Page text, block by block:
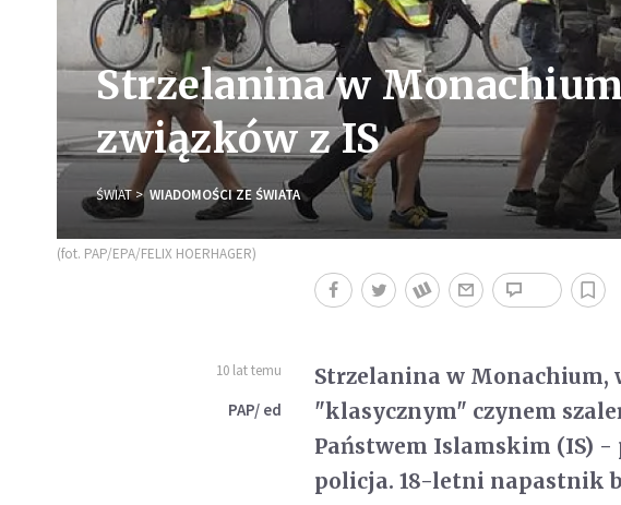
Strzelanina w
związków z IS
ŚWIAT WIADOMOŚCI ZE ŚWIATA
(fot. PAP/EPA/FELIX HOERHAGER)
10 lat temu
PAP/ ed
Strzelanina w Monachium,
"klasycznym" czynem
Państwem Islamskim (IS) -
policja. 18-letni napastnik